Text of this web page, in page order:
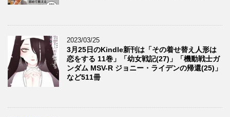
2023/03/25
3月25日のKindle新刊は「その着せ替え人形は
恋をする 11巻」「幼女戦記(27)」「機動戦士ガ
ンダム MSV-R ジョニー・ライデンの帰還(25)」
など511冊